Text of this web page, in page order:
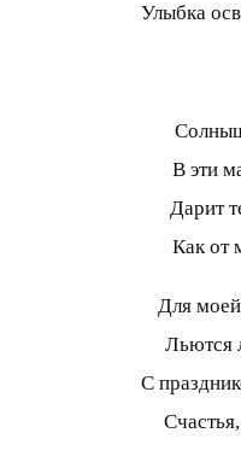
Улыбка
В эти
Дарит
Как от
Для
Льются
С